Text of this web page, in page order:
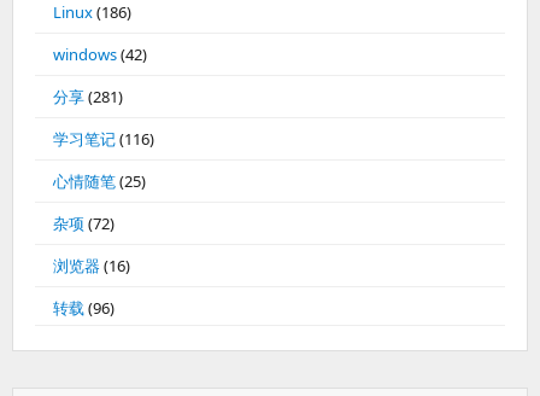
Linux(186)
windows(42)
分享(281)
学习笔记(116)
心情随笔(25)
杂项 (72)
浏览器(16)
转载(96)